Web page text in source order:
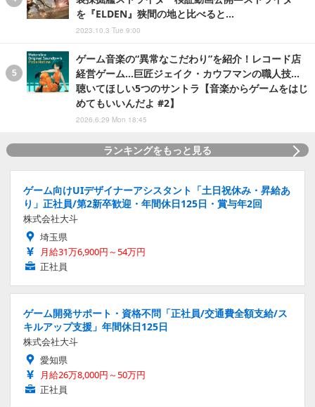
を『ELDEN』狭間の地と比べると…
2023.10.3 Tue 9:00
ゲーム音楽の“異常なこだわり”を紹介！レコード店
経営ゲーム…巨匠ジェイク・カウフマンの職人技…
聴いてほしい5つのサントラ【音楽からゲームをはじ
めてもいいんだよ #2】
2026.6.29 Mon 18:45
ランキングをもっと見る
ゲーム向けUIデザイナーアシスタント「土日祝休み・昇給あ
り」正社員/第2新卒歓迎・年間休日125日・賞与年2回
株式会社大斗
埼玉県
月給31万6,900円～54万円
正社員
ゲーム開発サポート・資格不問「正社員/交通費全額支給/ス
キルアップ支援」年間休日125日
株式会社大斗
愛知県
月給26万8,000円～50万円
正社員